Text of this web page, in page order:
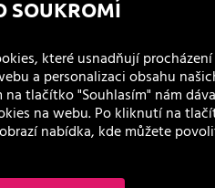
SOUKROMÍ
které usnadňují procházení
a personalizaci obsahu
tlačítko "Souhlasím" nám
na webu. Po kliknutí na
nabídka, kde můžete